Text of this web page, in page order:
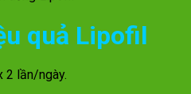
quả Lipofil
2 lần/ngày.